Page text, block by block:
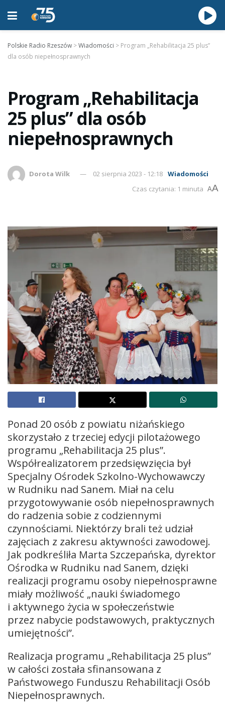
Polskie Radio Rzeszów >Wiadomości > Program „Rehabilitacja 25 plus”
dla osób niepełnosprawnych
Program „Rehabilitacja
25 plus” dla osób
niepełnosprawnych
Dorota Wilk 02 sierpnia 2023 - 12:18 Wiadomości
Czas czytania: 1 minuta AA
Ponad 20 osób z powiatu niżańskiego
skorzystało z trzeciej edycji pilotażowego
programu „Rehabilitacja 25 plus”.
Współrealizatorem przedsięwzięcia był
Specjalny Ośrodek Szkolno-Wychowawczy
w Rudniku nad Sanem. Miał na celu
przygotowywanie osób niepełnosprawnych
do radzenia sobie z codziennymi
czynnościami. Niektórzy brali też udział
zajęciach z zakresu aktywności zawodowej.
Jak podkreśliła Marta Szczepańska, dyrektor
Ośrodka w Rudniku nad Sanem, dzięki
realizacji programu osoby niepełnosprawne
miały możliwość „nauki świadomego
i aktywnego życia w społeczeństwie
przez nabycie podstawowych, praktycznych
umiejętności”.
Realizacja programu „Rehabilitacja 25 plus”
w całości została sfinansowana z
Państwowego Funduszu Rehabilitacji Osób
Niepełnosprawnych.